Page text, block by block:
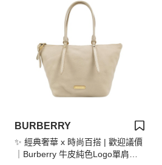
BURBERRY
✨ 經典奢華 x 時尚百搭 | 歡迎議價
｜Burberry 牛皮純色Logo單肩托